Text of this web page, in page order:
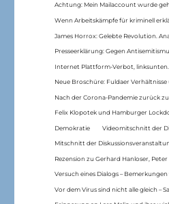
Achtung: Mein Mailaccount wurde
Wenn Arbeitskämpfe für kriminell
James Horrox: Gelebte Revolution.
Presseerklärung: Gegen
Internet Plattform-Verbot,
Neue Broschüre: Fuldaer
Nach der Corona-Pandemie zurück
Felix Klopotek und Hamburger
Demokratie Videomitschnitt der
Mitschnitt der
Rezension zu Gerhard Hanloser,
Versuch eines Dialogs –
Vor dem Virus sind nicht alle gleich –